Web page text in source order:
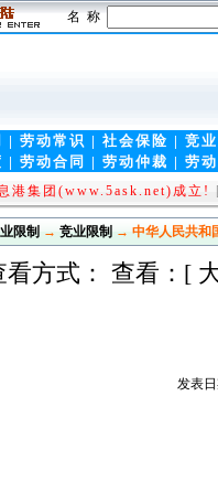
名 称
| 劳动常识 | 社会保险 | 竞
| 劳动合同 | 劳动仲裁 | 劳
全新上线!! [law 2009-
港集团(www.5ask.net)成立!
限制 → 竞业限制 → 中华人民共和
看方式： 查看：[
发表